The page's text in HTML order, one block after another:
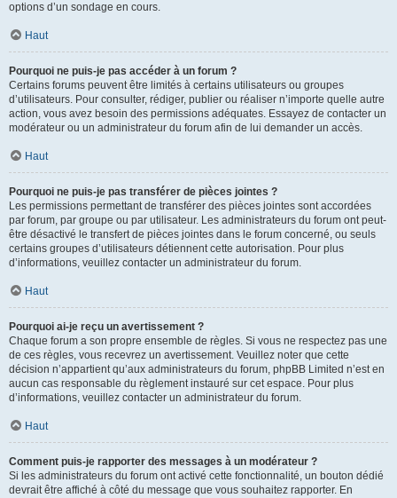
options d’un sondage en cours.
Haut
Pourquoi ne puis-je pas accéder à un forum ?
Certains forums peuvent être limités à certains utilisateurs ou groupes
d’utilisateurs. Pour consulter, rédiger, publier ou réaliser n’importe quelle autre
action, vous avez besoin des permissions adéquates. Essayez de contacter un
modérateur ou un administrateur du forum afin de lui demander un accès.
Haut
Pourquoi ne puis-je pas transférer de pièces jointes ?
Les permissions permettant de transférer des pièces jointes sont accordées
par forum, par groupe ou par utilisateur. Les administrateurs du forum ont peut-
être désactivé le transfert de pièces jointes dans le forum concerné, ou seuls
certains groupes d’utilisateurs détiennent cette autorisation. Pour plus
d’informations, veuillez contacter un administrateur du forum.
Haut
Pourquoi ai-je reçu un avertissement ?
Chaque forum a son propre ensemble de règles. Si vous ne respectez pas une
de ces règles, vous recevrez un avertissement. Veuillez noter que cette
décision n’appartient qu’aux administrateurs du forum, phpBB Limited n’est en
aucun cas responsable du règlement instauré sur cet espace. Pour plus
d’informations, veuillez contacter un administrateur du forum.
Haut
Comment puis-je rapporter des messages à un modérateur ?
Si les administrateurs du forum ont activé cette fonctionnalité, un bouton dédié
devrait être affiché à côté du message que vous souhaitez rapporter. En